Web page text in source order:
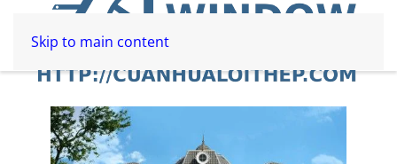
Skip to main content